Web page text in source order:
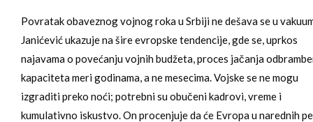
Povratak obaveznog vojnog roka u Srbiji ne dešava se u
Janićević ukazuje na šire evropske tendencije, gde se, uprkos
najavama o povećanju vojnih budžeta, proces jačanja
kapaciteta meri godinama, a ne mesecima. Vojske se ne mogu
izgraditi preko noći; potrebni su obučeni kadrovi, vreme i
kumulativno iskustvo. On procenjuje da će Evropa u narednih